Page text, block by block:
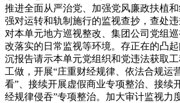
推进全面从严治党、加强党风廉政扶植
强对运转和轨制施行的监视查抄，查处违
对本单元地方巡视整改、集团公司党组
改落实的日常监视等环境。存正在的凸
沉报告请示本单元党组织和党违法获取
工做，开展“庄重财经规律、依法合规运
看”、接续开展虚假商业专项整治、接续
经规律侵吞”专项整治。加大审计监视力